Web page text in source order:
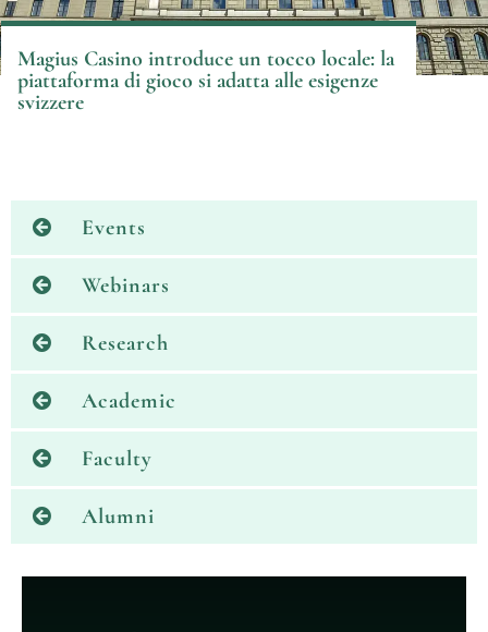
Magius Casino introduce un tocco locale: la
piattaforma di gioco si adatta alle esigenze
svizzere
Events
Webinars
Research
Academic
Faculty
Alumni